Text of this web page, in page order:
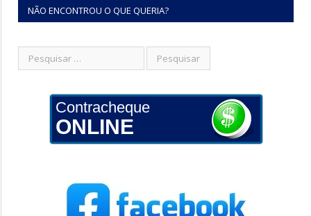
NÃO ENCONTROU O QUE QUERIA?
Contracheque
ONLINE